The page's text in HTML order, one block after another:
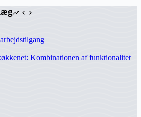
Kombinationen af funktionalitet